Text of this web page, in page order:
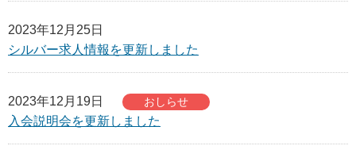
事務局だより
互助会
安全安心
2023年12月25日
シルバー求人情報を更新しました
2023年12月19日 おしらせ
入会説明会を更新しました